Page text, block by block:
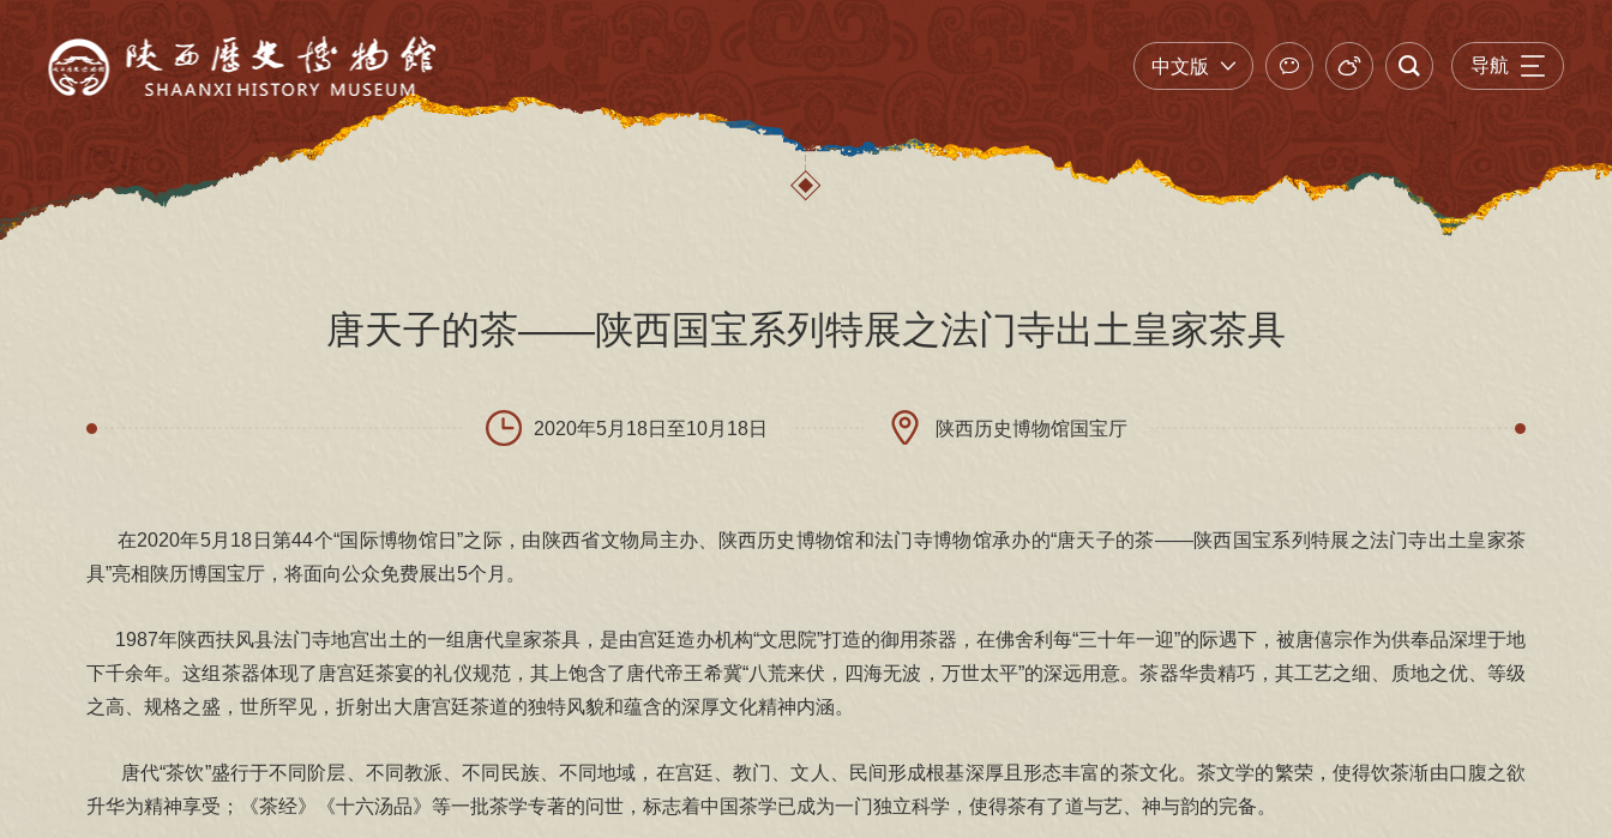
中文版
唐天子的茶——陕西国宝系列特展之法门寺出土皇家茶具
2020年5月18日至10月18日 陕西历史博物馆国宝厅
在2020年5月18日第44个“国际博物馆日”之际，由陕西省文物局主办、陕西历史博物馆和法门寺博物馆承办的“唐天子的茶——陕西国宝系列特展之法门寺出土皇家茶
具”亮相陕历博国宝厅，将面向公众免费展出5个月。
1987年陕西扶风县法门寺地宫出土的一组唐代皇家茶具，是由宫廷造办机构“文思院”打造的御用茶器，在佛舍利每“三十年一迎”的际遇下，被唐僖宗作为供奉品深埋于地
下千余年。这组茶器体现了唐宫廷茶宴的礼仪规范，其上饱含了唐代帝王希冀“八荒来伏，四海无波，万世太平”的深远用意。茶器华贵精巧，其工艺之细、质地之优、等级
之高、规格之盛，世所罕见，折射出大唐宫廷茶道的独特风貌和蕴含的深厚文化精神内涵。
唐代“茶饮”盛行于不同阶层、不同教派、不同民族、不同地域，在宫廷、教门、文人、民间形成根基深厚且形态丰富的茶文化。茶文学的繁荣，使得饮茶渐由口腹之欲
升华为精神享受；《茶经》《十六汤品》等一批茶学专著的问世，标志着中国茶学已成为一门独立科学，使得茶有了道与艺、神与韵的完备。